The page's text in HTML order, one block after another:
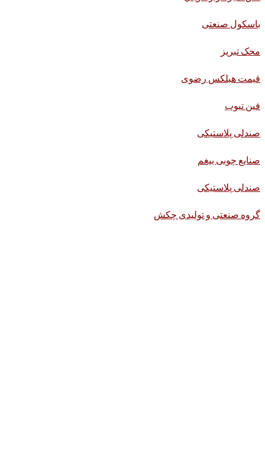
باسکول صنعتی
محک تبریز
قیمت هبلکس رضوی
فین تیوب
صندلی پلاستیکی
صنایع چوبی بیغم
صندلی پلاستیکی
گروه صنعتی و تولیدی چکش